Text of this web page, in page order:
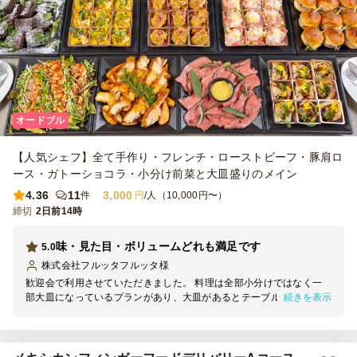
オードブル
【人気シェフ】全て手作り・フレンチ・ローストビーフ・豚肩ロ
ース・ガトーショコラ・小分け前菜と大皿盛りのメイン
4.36
11件 3,000 円/人（10,000円〜）
締切 2日前14時
味・見た目・ボリュームどれも満足です
5.0
株式会社フルッタフルッタ 様
歓迎会で利用させていただきました。 料理は全部小分けではなく一
部大皿になっているプランがあり、大皿があるとテーブルに並べたと
も美味しく評判が良かったです。 写真付きメニューがついていたの
は良いサービスだなと思いました。
続きを表示